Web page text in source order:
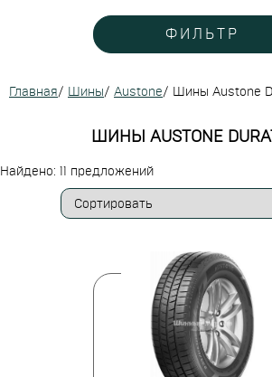
ФИЛЬТР
Главная/ Шины/ Austone/ Шины Austone
ШИНЫ AUSTONE
Найдено: 11 предложений